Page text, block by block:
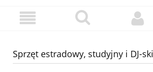
Sprzęt estradowy, studyjny i DJ-ski